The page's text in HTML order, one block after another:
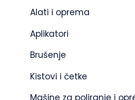
Alati i oprema
Aplikatori
Brušenje
Kistovi i četke